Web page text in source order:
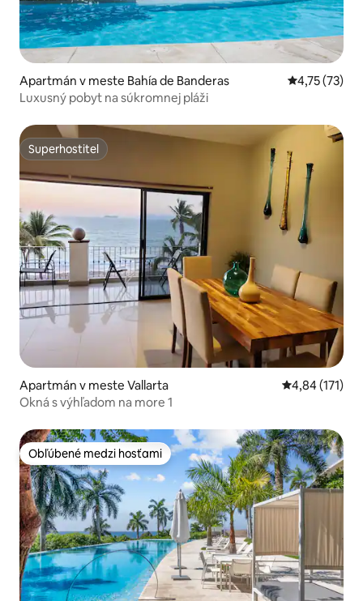
Apartmán v meste Bahía de Banderas Priemerné
4,75 (73)
Luxusný pobyt na súkromnej pláži
Superhostiteľ
Superhostiteľ
Apartmán v meste Vallarta Priemerné
4,84 (171)
Okná s výhľadom na more 1
Obľúbené medzi hosťami
Obľúbené medzi hosťami